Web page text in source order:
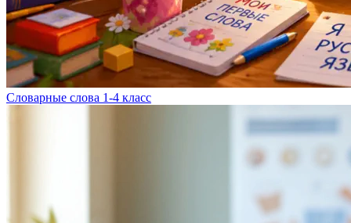
Словарные слова 1-4 класс